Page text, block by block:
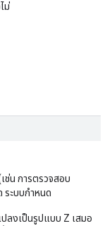
ม่
ช่น การตรวจสอบ
ระบบกำหนด
ปลงเป็นรูปแบบ Z เสมอ